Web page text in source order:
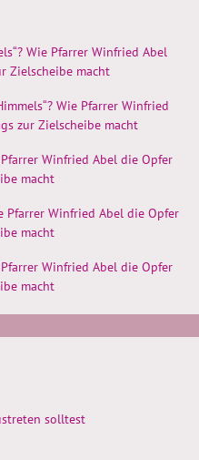
Wie Pfarrer Winfried Abel
Zielscheibe macht
Wie Pfarrer Winfried
zur Zielscheibe macht
Winfried Abel die Opfer
macht
Pfarrer Winfried Abel die Opfer
macht
Winfried Abel die Opfer
macht
solltest